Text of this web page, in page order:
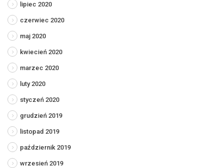
lipiec 2020
czerwiec 2020
maj 2020
kwiecień 2020
marzec 2020
luty 2020
styczeń 2020
grudzień 2019
listopad 2019
październik 2019
wrzesień 2019